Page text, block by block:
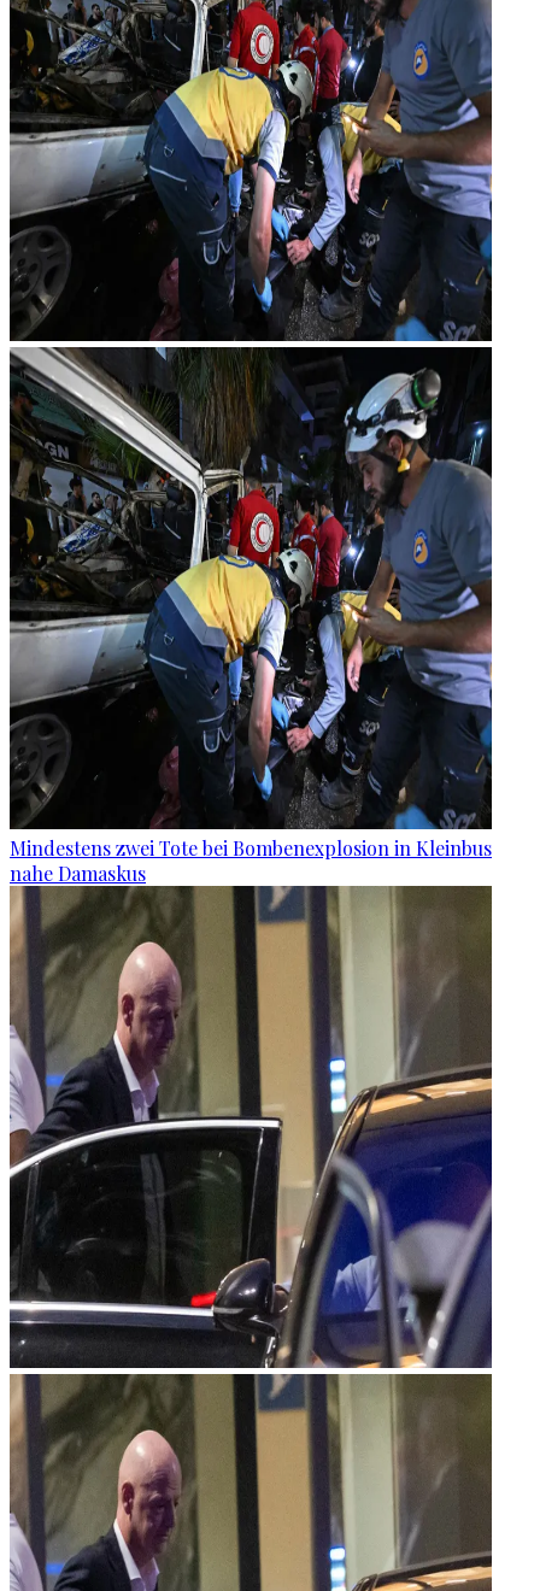
Mindestens zwei Tote bei Bombenexplosion in Kleinbus
nahe Damaskus